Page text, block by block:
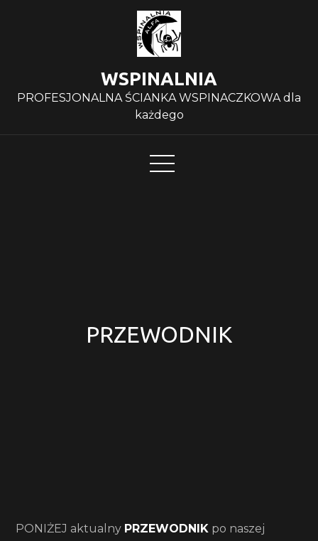
WSPINALNIA
PROFESJONALNA ŚCIANKA WSPINACZKOWA dla
każdego
PRZEWODNIK
PONIŻEJ aktualny PRZEWODNIK po naszej